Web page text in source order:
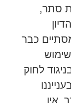
סתר,
כבר
לחוק
אין